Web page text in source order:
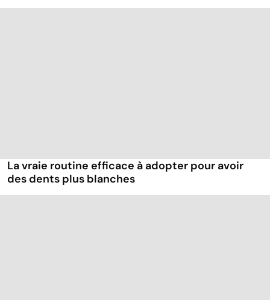
La vraie routine efficace à adopter pour avoir
des dents plus blanches